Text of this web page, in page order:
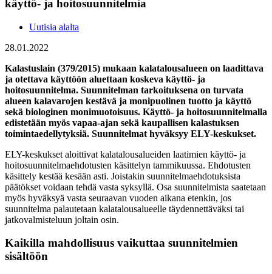
käyttö- ja hoitosuunnitelmia
Uutisia alalta
28.01.2022
Kalastuslain (379/2015) mukaan kalatalousalueen on laadittava
ja otettava käyttöön aluettaan koskeva käyttö- ja
hoitosuunnitelma. Suunnitelman tarkoituksena on turvata
alueen kalavarojen kestävä ja monipuolinen tuotto ja käyttö
sekä biologinen monimuotoisuus. Käyttö- ja hoitosuunnitelmalla
edistetään myös vapaa-ajan sekä kaupallisen kalastuksen
toimintaedellytyksiä. Suunnitelmat hyväksyy ELY-keskukset.
ELY-keskukset aloittivat kalatalousalueiden laatimien käyttö- ja
hoitosuunnitelmaehdotusten käsittelyn tammikuussa. Ehdotusten
käsittely kestää kesään asti. Joistakin suunnitelmaehdotuksista
päätökset voidaan tehdä vasta syksyllä. Osa suunnitelmista saatetaan
myös hyväksyä vasta seuraavan vuoden aikana etenkin, jos
suunnitelma palautetaan kalatalousalueelle täydennettäväksi tai
jatkovalmisteluun joltain osin.
Kaikilla mahdollisuus vaikuttaa suunnitelmien
sisältöön